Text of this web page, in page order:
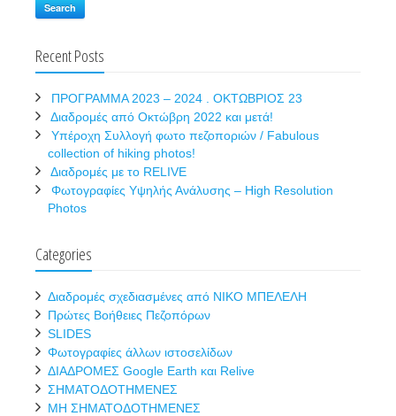
Search
Recent Posts
ΠΡΟΓΡΑΜΜΑ 2023 – 2024 . ΟΚΤΩΒΡΙΟΣ 23
Διαδρομές από Οκτώβρη 2022 και μετά!
Υπέροχη Συλλογή φωτο πεζοποριών / Fabulous
collection of hiking photos!
Διαδρομές με το RELIVE
Φωτογραφίες Υψηλής Ανάλυσης – High Resolution
Photos
Categories
Διαδρομές σχεδιασμένες από ΝΙΚΟ ΜΠΕΛΕΛΗ
Πρώτες Βοήθειες Πεζοπόρων
SLIDES
Φωτογραφίες άλλων ιστοσελίδων
ΔΙΑΔΡΟΜΕΣ Google Earth και Relive
ΣΗΜΑΤΟΔΟΤΗΜΕΝΕΣ
ΜΗ ΣΗΜΑΤΟΔΟΤΗΜΕΝΕΣ